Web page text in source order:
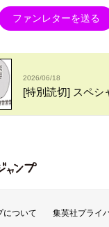
ファンレターを送る
2026/06/18
[特別読切] スペシ
ングジャ
について
集英社プライ